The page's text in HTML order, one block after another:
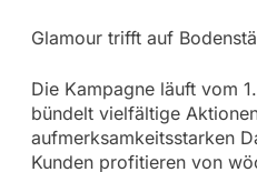
Glamour trifft auf
Die Kampagne läuft vom
bündelt vielfältige
aufmerksamkeitsstarken
Kunden profitieren von